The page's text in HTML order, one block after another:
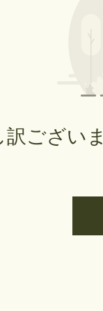
訳ござい